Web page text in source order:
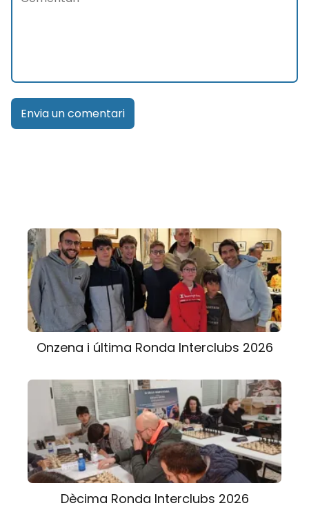
Onzena i última Ronda Interclubs 2026
Dècima Ronda Interclubs 2026